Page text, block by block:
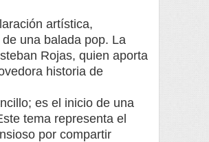
artística,
una balada pop. La
Rojas, quien aporta
historia de
es el inicio de una
tema representa el
por compartir